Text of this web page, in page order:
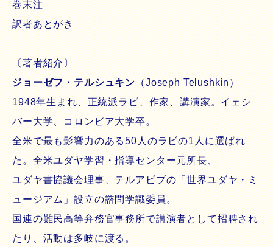
巻末注
訳者あとがき
〔著者紹介〕
ジョーゼフ・テルシュキン（Joseph Telushkin）
1948年生まれ、正統派ラビ、作家、講演家。イェシ
バー大学、コロンビア大学卒。
全米で最も影響力のある50人のラビの1人に選ばれ
た。全米ユダヤ学習・指導センター元所長、
ユダヤ書協議会理事、テルアビブの「世界ユダヤ・ミ
ュージアム」設立の諮問学識委員。
国連の難民高等弁務官事務所で講演者として招聘され
たり、活動は多岐に渡る。